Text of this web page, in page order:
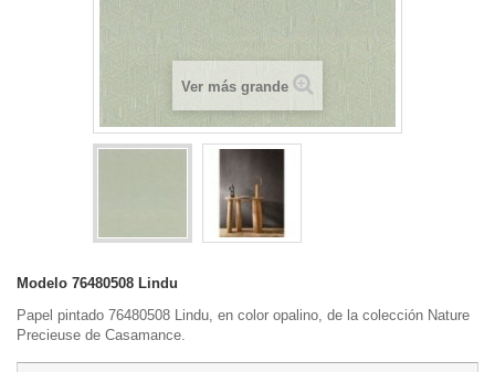
Ver más grande
Modelo 76480508 Lindu
Papel pintado 76480508 Lindu, en color opalino, de la colección Nature
Precieuse de Casamance.